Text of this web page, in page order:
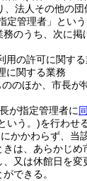
、法人その他の
定管理者」とい
のうち、次に掲
用の許可に関す
に関する業務
のほか、市長が
が指定管理者に
いう。)を行わせ
かかわらず、当
は、あらかじめ
又は休館日を変
できる。